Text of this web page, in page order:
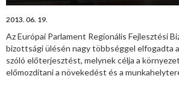
2013. 06. 19.
Az Európai Parlament Regionális Fejlesztési
bizottsági ülésén nagy többséggel elfogadta
szóló előterjesztést, melynek célja a
előmozdítani a növekedést és a